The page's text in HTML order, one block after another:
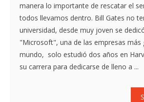
manera lo importante de rescatar el
todos llevamos dentro. Bill Gates no
universidad, desde muy joven se
"Microsoft", una de las empresas más
mundo, solo estudió dos años en
su carrera para dedicarse de lleno a ...